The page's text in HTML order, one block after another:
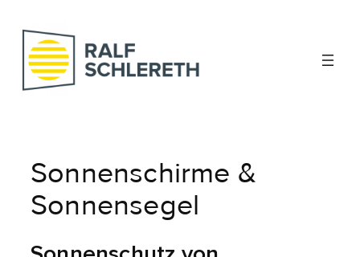
Inhalt
springen
Sonnenschirme &
Sonnensegel